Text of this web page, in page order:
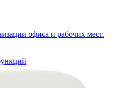
офиса и рабочих мест.